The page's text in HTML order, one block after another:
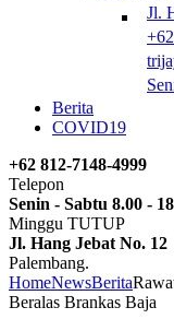
Jl.
Berita
COVID19
+62 812-7148-4999
Telepon
Senin - Sabtu 8.00 -
Minggu TUTUP
Jl. Hang Jebat No. 12
Palembang.
HomeNewsBerita
Beralas Brankas Baja